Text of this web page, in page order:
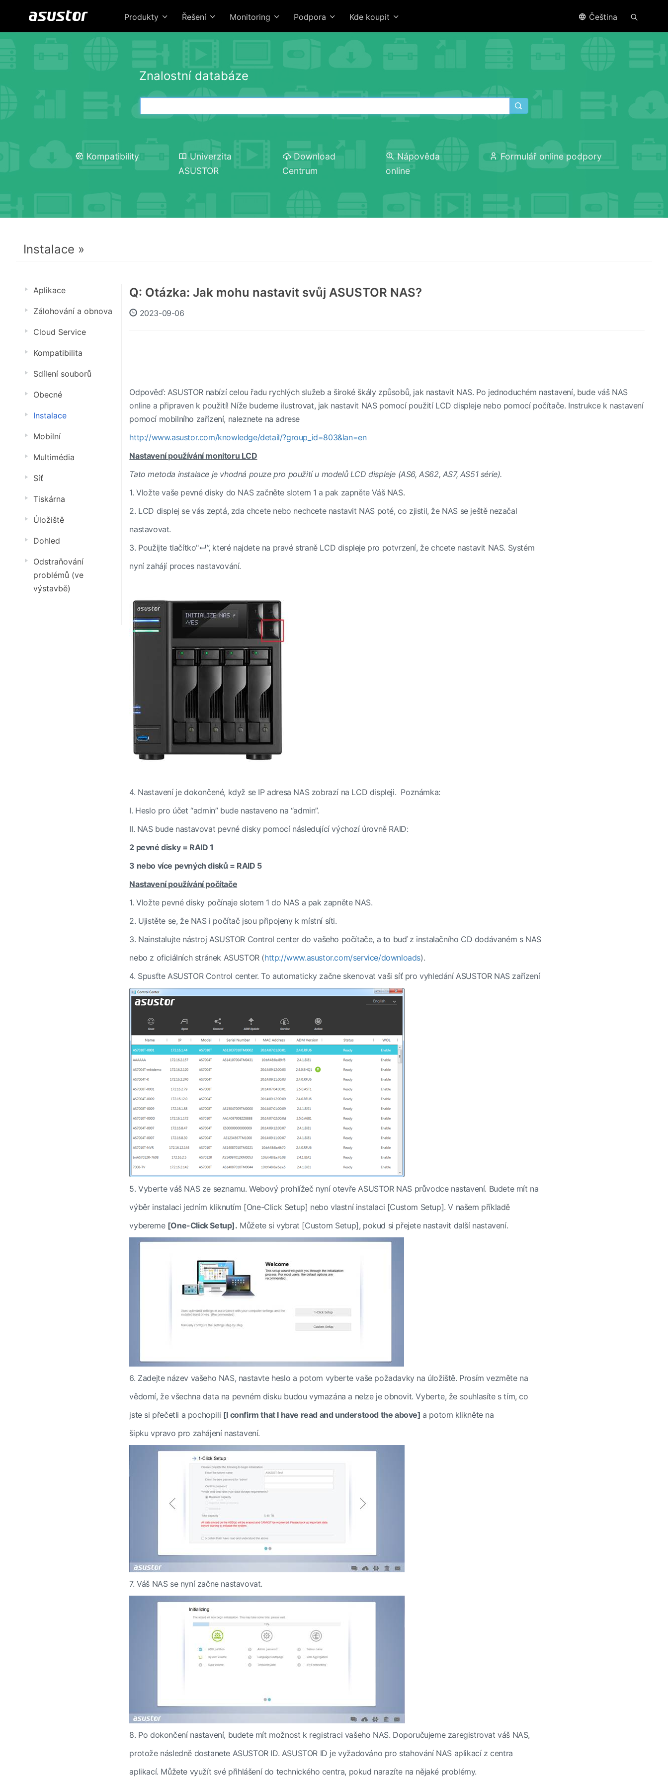
Produkty Řešení Monitoring Podpora Kde koupit Čeština
Znalostní databáze
Kompatibility
Univerzita
ASUSTOR
Download
Centrum
Nápověda
online
Formulář online podpory
Instalace »
Aplikace
Zálohování a obnova
Cloud Service
Kompatibilita
Sdílení souborů
Obecné
Instalace
Mobilní
Multimédia
Síť
Tiskárna
Úložiště
Dohled
Odstraňování
problémů (ve
výstavbě)
Q: Otázka: Jak mohu nastavit svůj ASUSTOR NAS?
2023-09-06
Odpověď: ASUSTOR nabízí celou řadu rychlých služeb a široké škály způsobů, jak nastavit NAS. Po jednoduchém nastavení, bude váš NAS
online a připraven k použití! Níže budeme ilustrovat, jak nastavit NAS pomocí použití LCD displeje nebo pomocí počítače. Instrukce k nastavení
pomocí mobilního zařízení, naleznete na adrese
http://www.asustor.com/knowledge/detail/?group_id=803&lan=en
Nastavení používání monitoru LCD
Tato metoda instalace je vhodná pouze pro použití u modelů LCD displeje (AS6, AS62, AS7, AS51 série).
1. Vložte vaše pevné disky do NAS začněte slotem 1 a pak zapněte Váš NAS.
2. LCD displej se vás zeptá, zda chcete nebo nechcete nastavit NAS poté, co zjistil, že NAS se ještě nezačal
nastavovat.
3. Použijte tlačítko"↵”, které najdete na pravé straně LCD displeje pro potvrzení, že chcete nastavit NAS. Systém
nyní zahájí proces nastavování.
4. Nastavení je dokončené, když se IP adresa NAS zobrazí na LCD displeji. Poznámka:
I. Heslo pro účet “admin” bude nastaveno na “admin”.
II. NAS bude nastavovat pevné disky pomocí následující výchozí úrovně RAID:
2 pevné disky = RAID 1
3 nebo více pevných disků = RAID 5
Nastavení používání počítače
1.Vložte pevné disky počínaje slotem 1 do NAS a pak zapněte NAS.
2. Ujistěte se, že NAS i počítač jsou připojeny k místní síti.
3. Nainstalujte nástroj ASUSTOR Control center do vašeho počítače, a to buď z instalačního CD dodávaném s NAS
nebo z oficiálních stránek ASUSTOR (http://www.asustor.com/service/downloads).
4. Spusťte ASUSTOR Control center. To automaticky začne skenovat vaši síť pro vyhledání ASUSTOR NAS zařízení
5.Vyberte váš NAS ze seznamu. Webový prohlížeč nyní otevře ASUSTOR NAS průvodce nastavení. Budete mít na
výběr instalaci jedním kliknutím [One-Click Setup] nebo vlastní instalaci [Custom Setup]. V našem příkladě
vybereme [One-Click Setup]. Můžete si vybrat [Custom Setup], pokud si přejete nastavit další nastavení.
6. Zadejte název vašeho NAS, nastavte heslo a potom vyberte vaše požadavky na úložiště. Prosím vezměte na
vědomí, že všechna data na pevném disku budou vymazána a nelze je obnovit. Vyberte, že souhlasíte s tím, co
jste si přečetli a pochopili [I confirm that I have read and understood the above] a potom klikněte na
šipku vpravo pro zahájení nastavení.
7. Váš NAS se nyní začne nastavovat.
8. Po dokončení nastavení, budete mít možnost k registraci vašeho NAS. Doporučujeme zaregistrovat váš NAS,
protože následně dostanete ASUSTOR ID. ASUSTOR ID je vyžadováno pro stahování NAS aplikací z centra
aplikací. Můžete využít své přihlášení do technického centra, pokud narazíte na nějaké problémy.